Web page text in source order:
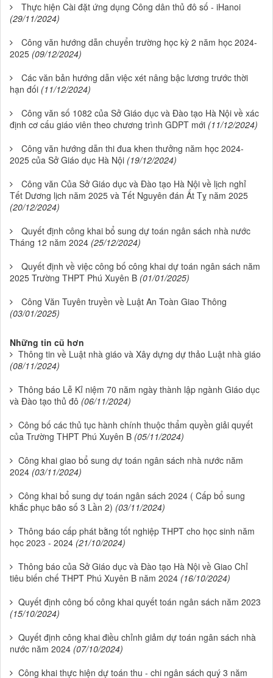
Thực hiện Cài đặt ứng dụng Công dân thủ đô số - iHanoi
(29/11/2024)
Công văn hướng dẫn chuyển trường học kỳ 2 năm học 2024-
2025 (09/12/2024)
Các văn bản hướng dẫn việc xét nâng bậc lương trước thời
hạn đối (11/12/2024)
Công văn số 1082 của Sở Giáo dục và Đào tạo Hà Nội về xác
định cơ cấu giáo viên theo chương trình GDPT mới (11/12/2024)
Công văn hướng dẫn thi đua khen thưởng năm học 2024-
2025 của Sở Giáo dục Hà Nội (19/12/2024)
Công văn Của Sở Giáo dục và Đào tạo Hà Nội về lịch nghỉ
Tết Dương lịch năm 2025 và Tết Nguyên đán Ất Tỵ năm 2025
(20/12/2024)
Quyết định công khai bổ sung dự toán ngân sách nhà nước
Tháng 12 năm 2024 (25/12/2024)
Quyết định về việc công bố công khai dự toán ngân sách năm
2025 Trường THPT Phú Xuyên B (01/01/2025)
Công Văn Tuyên truyền về Luật An Toàn Giao Thông
(03/01/2025)
Những tin cũ hơn
Thông tin về Luật nhà giáo và Xây dựng dự thảo Luật nhà giáo
(08/11/2024)
Thông báo Lễ Kỉ niệm 70 năm ngày thành lập ngành Giáo dục
và Đào tạo thủ đô (06/11/2024)
Công bố các thủ tục hành chính thuộc thẩm quyền giải quyết
của Trường THPT Phú Xuyên B (05/11/2024)
Công khai giao bổ sung dự toán ngân sách nhà nước năm
2024 (03/11/2024)
Công khai bổ sung dự toán ngân sách 2024 ( Cấp bổ sung
khắc phục bão số 3 Lần 2) (03/11/2024)
Thông báo cấp phát bằng tốt nghiệp THPT cho học sinh năm
học 2023 - 2024 (21/10/2024)
Thông báo của Sở Giáo dục và Đào tạo Hà Nội về Giao Chỉ
tiêu biến chế THPT Phú Xuyên B năm 2024 (16/10/2024)
Quyết định công bố công khai quyết toán ngân sách năm 2023
(15/10/2024)
Quyết định công khai điều chỉnh giảm dự toán ngân sách nhà
nước năm 2024 (07/10/2024)
Công khai thực hiện dự toán thu - chi ngân sách quý 3 năm